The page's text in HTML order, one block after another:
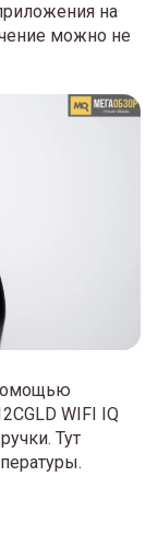
на
можно не
WIFI IQ
Тут